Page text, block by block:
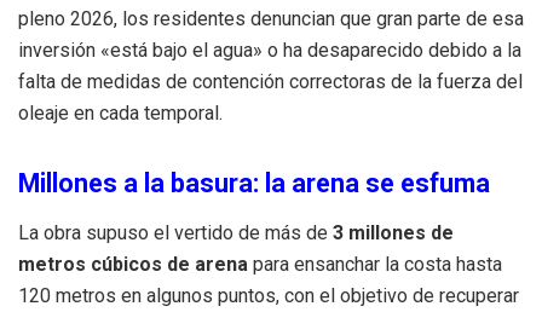
pleno 2026, los residentes denuncian que gran parte de esa
inversión «está bajo el agua» o ha desaparecido debido a la
falta de medidas de contención correctoras de la fuerza del
oleaje en cada temporal.
Millones a la basura: la arena se esfuma
La obra supuso el vertido de más de 3 millones de
metros cúbicos de arena para ensanchar la costa hasta
120 metros en algunos puntos, con el objetivo de recuperar